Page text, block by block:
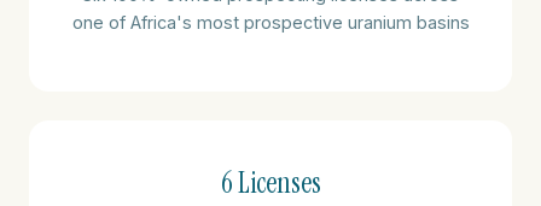
one of Africa's most prospective uranium basins
6 Licenses